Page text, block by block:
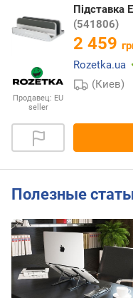
Продавец: EU
seller
Підставка
(541806)
2 459
Rozetka.ua
(Киев)
Полезные